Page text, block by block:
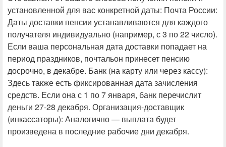
установленной для вас конкретной даты: Почта России:
Даты доставки пенсии устанавливаются для каждого
получателя индивидуально (например, с 3 по 22 число).
Если ваша персональная дата доставки попадает на
период праздников, почтальон принесет пенсию
досрочно, в декабре. Банк (на карту или через кассу):
Здесь также есть фиксированная дата зачисления
средств. Если она с 1 по 7 января, банк перечислит
деньги 27-28 декабря. Организация-доставщик
(инкассаторы): Аналогично — выплата будет
произведена в последние рабочие дни декабря.